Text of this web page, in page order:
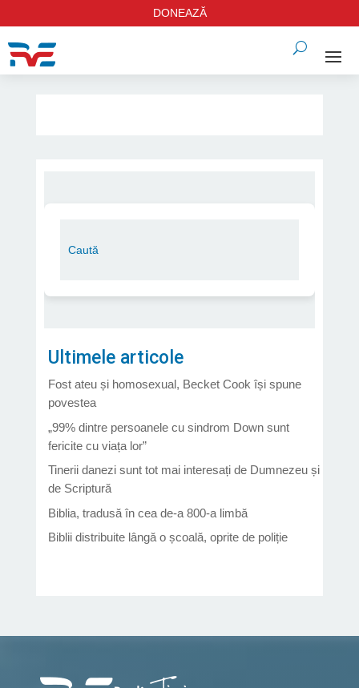
DONEAZĂ
Ultimele articole
Fost ateu și homosexual, Becket Cook își spune
povestea
„99% dintre persoanele cu sindrom Down sunt
fericite cu viața lor”
Tinerii danezi sunt tot mai interesați de Dumnezeu și
de Scriptură
Biblia, tradusă în cea de-a 800-a limbă
Biblii distribuite lângă o școală, oprite de poliție